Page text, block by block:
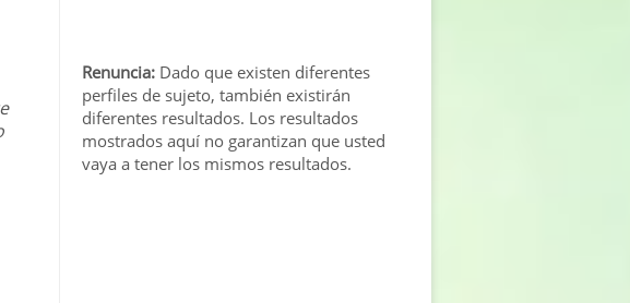
Renuncia: Dado que existen diferentes
perfiles de sujeto, también existirán
diferentes resultados. Los resultados
mostrados aquí no garantizan que usted
vaya a tener los mismos resultados.